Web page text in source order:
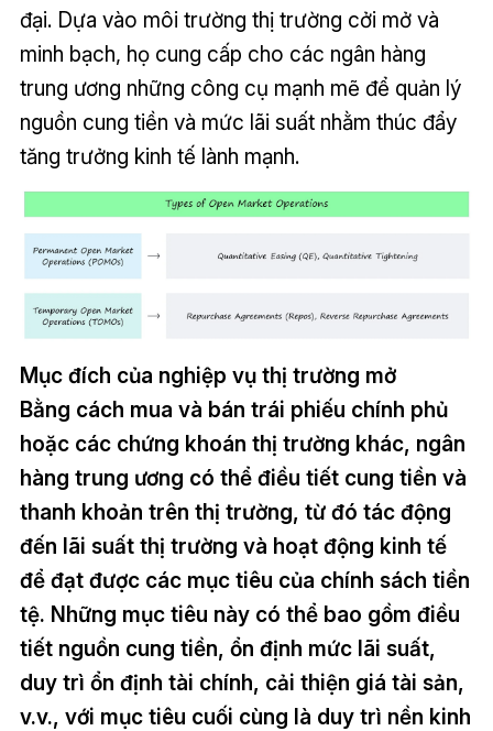
đại. Dựa vào môi trường thị trường cởi mở và
minh bạch, họ cung cấp cho các ngân hàng
trung ương những công cụ mạnh mẽ để quản lý
nguồn cung tiền và mức lãi suất nhằm thúc đẩy
tăng trưởng kinh tế lành mạnh.
Mục đích của nghiệp vụ thị trường mở
Bằng cách mua và bán trái phiếu chính phủ
hoặc các chứng khoán thị trường khác, ngân
hàng trung ương có thể điều tiết cung tiền và
thanh khoản trên thị trường, từ đó tác động
đến lãi suất thị trường và hoạt động kinh tế
để đạt được các mục tiêu của chính sách tiền
tệ. Những mục tiêu này có thể bao gồm điều
tiết nguồn cung tiền, ổn định mức lãi suất,
duy trì ổn định tài chính, cải thiện giá tài sản,
v.v., với mục tiêu cuối cùng là duy trì nền kinh